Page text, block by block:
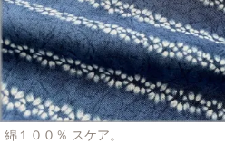
綿１００％ スケア。